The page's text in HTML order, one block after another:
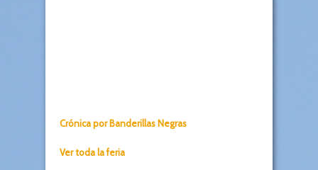
Crónica por Banderillas Negras
Ver toda la feria